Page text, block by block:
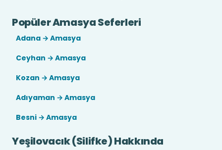
Popüler Amasya Seferleri
Adana → Amasya
Ceyhan → Amasya
Kozan → Amasya
Adıyaman → Amasya
Besni → Amasya
Yeşilovacık (Silifke) Hakkında